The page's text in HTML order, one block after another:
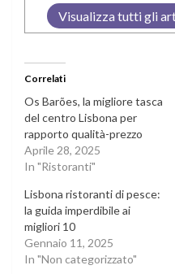
Visualizza tutti gli
Correlati
Os Barões, la migliore tasca
del centro Lisbona per
rapporto qualità-prezzo
Aprile 28, 2025
In "Ristoranti"
Lisbona ristoranti di pesce:
la guida imperdibile ai
migliori 10
Gennaio 11, 2025
In "Non categorizzato"